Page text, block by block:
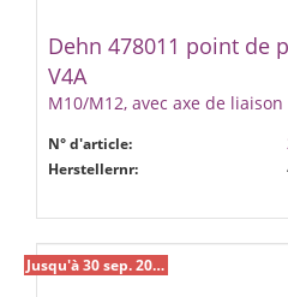
Dehn 478011 point de
V4A
M10/M12, avec axe de liaison
N° d'article:
Herstellernr:
Jusqu'à 30 sep. 2026 %